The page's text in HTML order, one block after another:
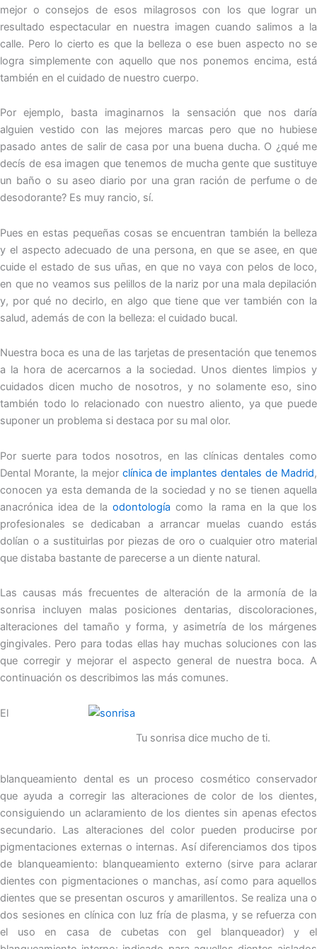
mejor o consejos de esos milagrosos con los que lograr un
resultado espectacular en nuestra imagen cuando salimos a la
calle. Pero lo cierto es que la belleza o ese buen aspecto no se
logra simplemente con aquello que nos ponemos encima, está
también en el cuidado de nuestro cuerpo.
Por ejemplo, basta imaginarnos la sensación que nos daría
alguien vestido con las mejores marcas pero que no hubiese
pasado antes de salir de casa por una buena ducha. O ¿qué me
decís de esa imagen que tenemos de mucha gente que sustituye
un baño o su aseo diario por una gran ración de perfume o de
desodorante? Es muy rancio, sí.
Pues en estas pequeñas cosas se encuentran también la belleza
y el aspecto adecuado de una persona, en que se asee, en que
cuide el estado de sus uñas, en que no vaya con pelos de loco,
en que no veamos sus pelillos de la nariz por una mala depilación
y, por qué no decirlo, en algo que tiene que ver también con la
salud, además de con la belleza: el cuidado bucal.
Nuestra boca es una de las tarjetas de presentación que tenemos
a la hora de acercarnos a la sociedad. Unos dientes limpios y
cuidados dicen mucho de nosotros, y no solamente eso, sino
también todo lo relacionado con nuestro aliento, ya que puede
suponer un problema si destaca por su mal olor.
Por suerte para todos nosotros, en las clínicas dentales como
Dental Morante, la mejor clínica de implantes dentales de Madrid,
conocen ya esta demanda de la sociedad y no se tienen aquella
anacrónica idea de laodontología como la rama en la que los
profesionales se dedicaban a arrancar muelas cuando estás
dolían o a sustituirlas por piezas de oro o cualquier otro material
que distaba bastante de parecerse a un diente natural.
Las causas más frecuentes de alteración de la armonía de la
sonrisa incluyen malas posiciones dentarias, discoloraciones,
alteraciones del tamaño y forma, y asimetría de los márgenes
gingivales. Pero para todas ellas hay muchas soluciones con las
que corregir y mejorar el aspecto general de nuestra boca. A
continuación os describimos las más comunes.
Tu sonrisa dice mucho de ti.
El
blanqueamiento dental es un proceso cosmético conservador
que ayuda a corregir las alteraciones de color de los dientes,
consiguiendo un aclaramiento de los dientes sin apenas efectos
secundario. Las alteraciones del color pueden producirse por
pigmentaciones externas o internas. Así diferenciamos dos tipos
de blanqueamiento: blanqueamiento externo (sirve para aclarar
dientes con pigmentaciones o manchas, así como para aquellos
dientes que se presentan oscuros y amarillentos. Se realiza una o
dos sesiones en clínica con luz fría de plasma, y se refuerza con
el uso en casa de cubetas con gel blanqueador) y el